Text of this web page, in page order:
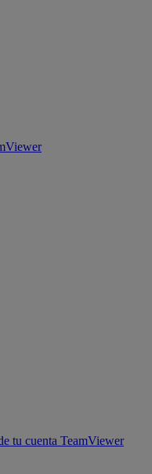
tu cuenta TeamViewer